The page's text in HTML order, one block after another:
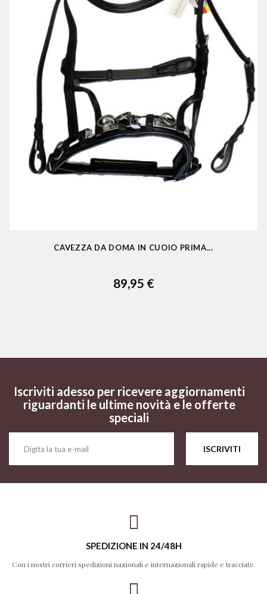
CAVEZZA DA DOMA IN CUOIO PRIMA...
89,95 €
Iscriviti adesso per ricevere aggiornamenti
riguardanti le ultime novità e le offerte
speciali
ISCRIVITI
SPEDIZIONE IN 24/48H
Con i nostri corrieri spedizioni nazionali e internazionali rapide e tracciate.